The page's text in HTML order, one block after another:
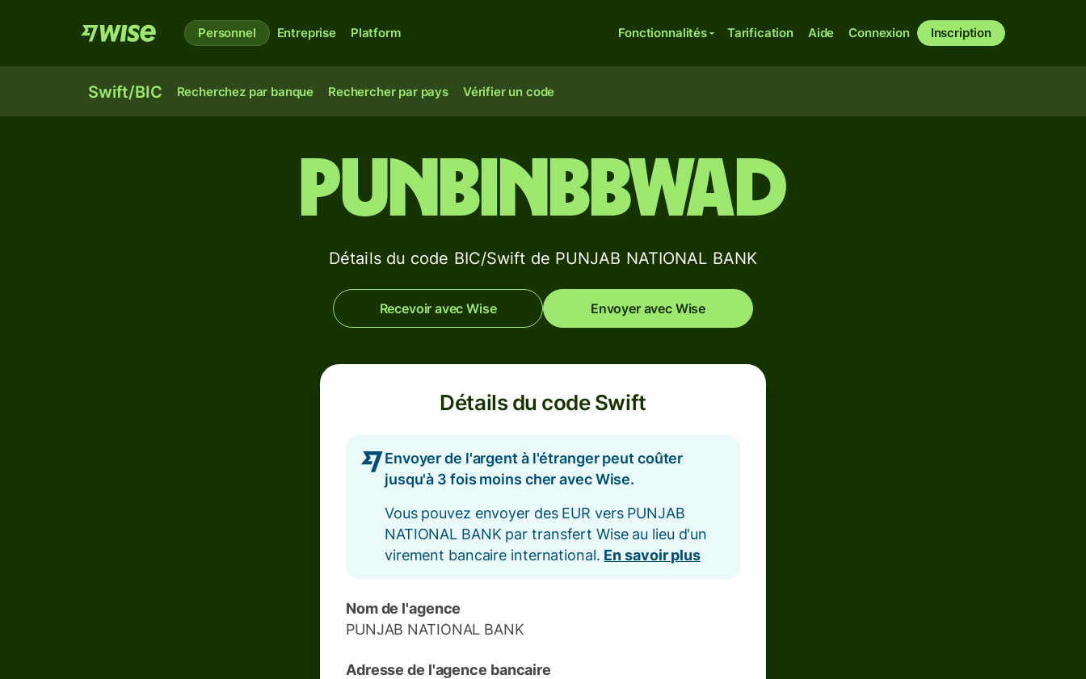
Personnel Entreprise Platform Fonctionnalités Tarification Aide Connexion Inscription
Swift/BIC Recherchez par banque Rechercher par pays Vérifier un code
PUNBINBBWAD
Détails du code BIC/Swift de PUNJAB NATIONAL BANK
Recevoir avec Wise Envoyer avec Wise
Détails du code Swift
Envoyer de l'argent à l'étranger peut coûter
jusqu'à 3 fois moins cher avec Wise.
Vous pouvez envoyer des EUR vers PUNJAB
NATIONAL BANK par transfert Wise au lieu d'un
virement bancaire international. En savoir plus
Nom de l'agence
PUNJAB NATIONAL BANK
Adresse de l'agence bancaire